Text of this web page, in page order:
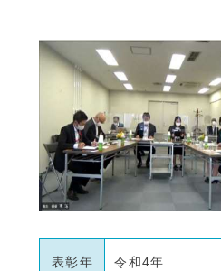
表彰年
令和4年